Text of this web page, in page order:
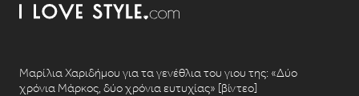
Μαρίλια Χαριδήμου για τα γενέθλια του γιου της: «Δύο
χρόνια Μάρκος, δύο χρόνια ευτυχίας» [βίντεο]